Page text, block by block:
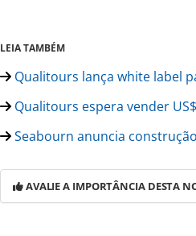
LEIA TAMBÉM
Qualitours lança white label
Qualitours espera vender
Seabourn anuncia
AVALIE A IMPORTÂNCIA DESTA